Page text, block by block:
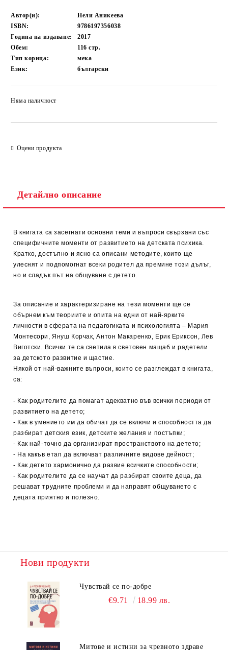
Автор(и):
Нели Аникеева
ISBN:
9786197356038
Година на издаване:
2017
Обем:
116стр.
Тип корица:
мека
Език:
български
Няма наличност
Оцени продукта
Детайлно описание
В книгата са засегнати основни теми и въпроси свързани със
специфичните моменти от развитието на детската психика.
Кратко, достъпно и ясно са описани методите, които ще
улеснят и подпомогнат всеки родител да премине този дълъг,
но и сладък път на общуване с детето.
За описание и характеризиране на тези моменти ще се
обърнем към теориите и опита на едни от най-ярките
личности в сферата на педагогиката и психологията – Мария
Монтесори, Януш Корчак, Антон Макаренко, Ерик Ериксон, Лев
Виготски. Всички те са светила в световен мащаб и радетели
за детското развитие и щастие.
Някой от най-важните въпроси, които се разглеждат в книгата,
са:
- Как родителите да помагат адекватно във всички периоди от
развитието на детето;
- Как в умението им да обичат да се включи и способността да
разбират детския език, детските желания и постъпки;
- Как най-точно да организират пространството на детето;
- На какъв етап да включват различните видове дейност;
- Как детето хармонично да развие всичките способности;
- Как родителите да се научат да разбират своите деца, да
решават трудните проблеми и да направят общуването с
децата приятно и полезно.
Нови продукти
Чувствай се по-добре
€9.71 18.99 лв.
Митове и истини за чревното здраве